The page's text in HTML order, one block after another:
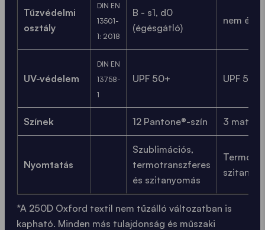
Tűzvédelmi
osztály
DIN EN
13501-
1: 2018
B - s1, d0
(égésgátló)
nem
UV-védelem
DIN EN
13758-
1
UPF 50+ UPF 50+
Színek 12 Pantone®-szín 3 matt
Nyomtatás
Szublimációs,
termotranszferes
és szitanyomás
*A 250D Oxford textil nem tűzálló változatban is
kapható. Minden más tulajdonság és műszaki